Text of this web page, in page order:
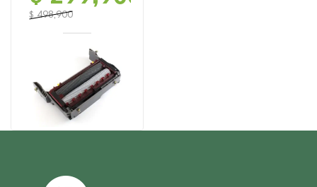
$498,900
$ 498,900.
$ 299,900.